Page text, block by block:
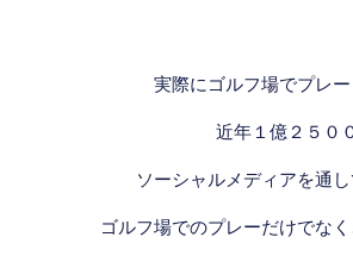
実際にゴルフ場でプレ
近年１億２５０
ソーシャルメディアを通
ゴルフ場でのプレーだけでな